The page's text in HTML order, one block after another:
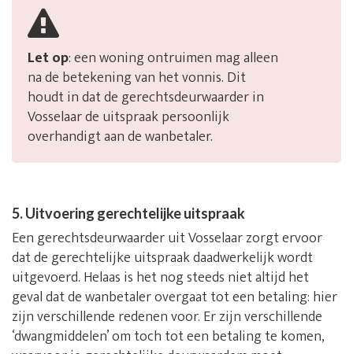
Let op: een woning ontruimen mag alleen
na de betekening van het vonnis. Dit
houdt in dat de gerechtsdeurwaarder in
Vosselaar de uitspraak persoonlijk
overhandigt aan de wanbetaler.
5. Uitvoering gerechtelijke uitspraak
Een gerechtsdeurwaarder uit Vosselaar zorgt ervoor
dat de gerechtelijke uitspraak daadwerkelijk wordt
uitgevoerd. Helaas is het nog steeds niet altijd het
geval dat de wanbetaler overgaat tot een betaling: hier
zijn verschillende redenen voor. Er zijn verschillende
‘dwangmiddelen’ om toch tot een betaling te komen,